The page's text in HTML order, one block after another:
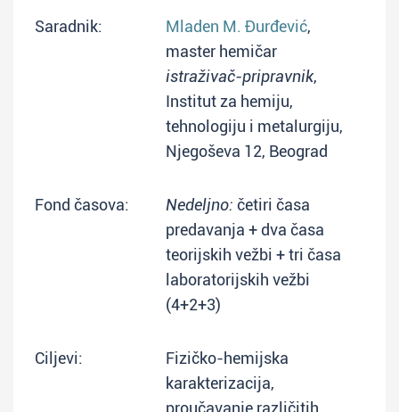
Saradnik: Mladen M. Đurđević,
master hemičar
istraživač-pripravnik,
Institut za hemiju,
tehnologiju i metalurgiju,
Njegoševa 12, Beograd
Fond časova: Nedeljno: četiri časa
predavanja + dva časa
teorijskih vežbi + tri časa
laboratorijskih vežbi
(4+2+3)
Ciljevi:
Fizičko-hemijska
karakterizacija,
proučavanje različitih